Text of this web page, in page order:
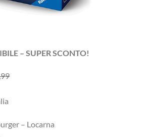
– SUPER SCONTO!
– Locarna